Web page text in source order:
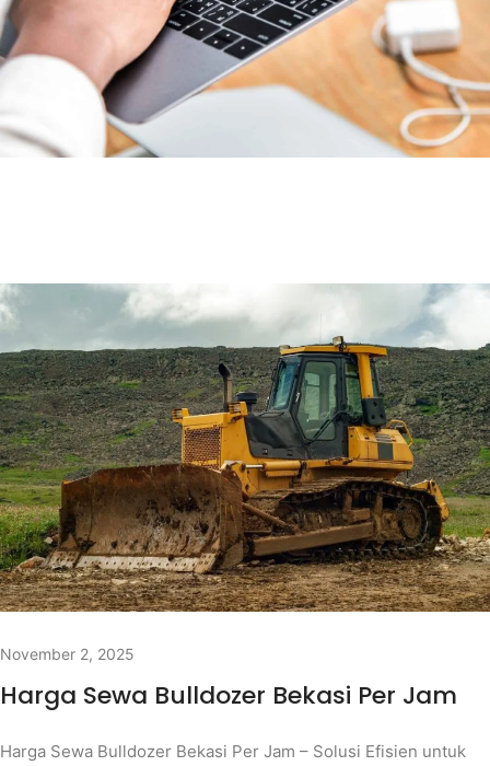
November 2, 2025
Harga Sewa Bulldozer Bekasi Per Jam
Harga Sewa Bulldozer Bekasi Per Jam – Solusi Efisien untuk